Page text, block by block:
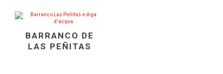
BARRANCO DE
LAS PEÑITAS